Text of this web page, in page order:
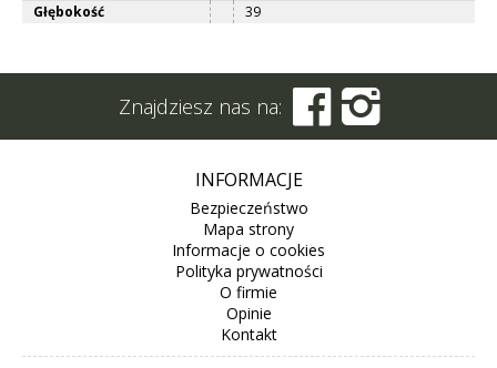
Głębokość
39
Znajdziesz nas na:  
INFORMACJE
Bezpieczeństwo
Mapa strony
Informacje o cookies
Polityka prywatności
O firmie
Opinie
Kontakt